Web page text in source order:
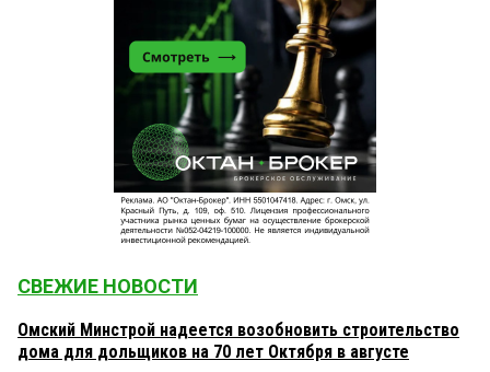
СВЕЖИЕ НОВОСТИ
Омский Минстрой надеется возобновить строительство
дома для дольщиков на 70 лет Октября в августе